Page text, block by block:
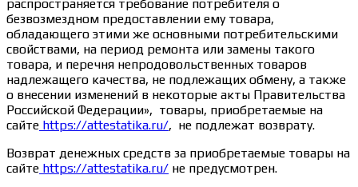
распространяется требование потребителя о
безвозмездном предоставлении ему товара,
обладающего этими же основными потребительскими
свойствами, на период ремонта или замены такого
товара, и перечня непродовольственных товаров
надлежащего качества, не подлежащих обмену, а также
о внесении изменений в некоторые акты Правительства
Российской Федерации», товары, приобретаемые на
сайте https://attestatika.ru/, не подлежат возврату.
Возврат денежных средств за приобретаемые товары на
сайте https://attestatika.ru/ не предусмотрен.